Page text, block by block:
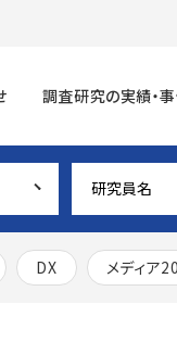
調査研究の実績・
DX メディア